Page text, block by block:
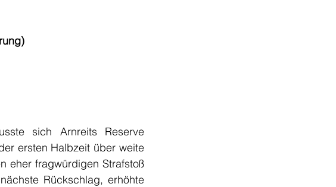
sich Arnreits Reserve
ersten Halbzeit über weite
eher fragwürdigen Strafstoß
Rückschlag, erhöhte